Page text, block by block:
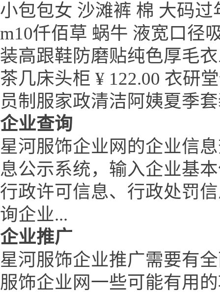
小包包女 沙滩裤 棉 大码
m10仟佰草 蜗牛 液宽口径
装高跟鞋防磨贴纯色厚毛
茶几床头柜 ¥ 122.00 衣研
员制服家政清洁阿姨夏季
企业查询
星河服饰企业网的企业信
息公示系统，输入企业基
行政许可信息、行政处罚
询企业...
企业推广
星河服饰企业推广需要有
服饰企业网一些可能有用